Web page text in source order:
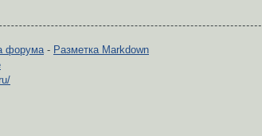
форума- Разметка Markdown